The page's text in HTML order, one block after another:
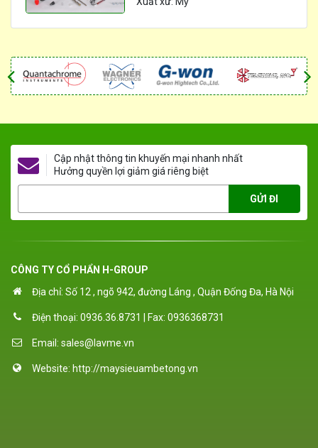
Cập nhật thông tin khuyến mại nhanh nhất
Hưởng quyền lợi giảm giá riêng biệt
GỬI ĐI
CÔNG TY CỔ PHẨN H-GROUP
Địa chỉ: Số 12 , ngõ 942, đường Láng , Quận Đống Đa, Hà Nội
Điện thoại: 0936.36.8731 | Fax: 0936368731
Email: sales@lavme.vn
Website: http://maysieuambetong.vn